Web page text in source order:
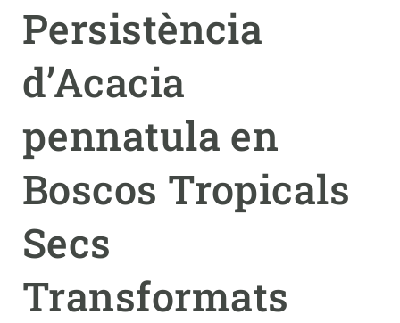
Persistència
d’Acacia
pennatula en
Boscos Tropicals
Secs
Transformats
NOTÍCIES I AGENDA